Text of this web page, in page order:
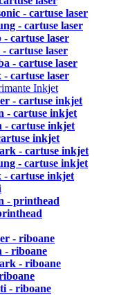
- cartuse laser
- cartuse laser
- cartuse laser
cartuse laser
- cartuse laser
- cartuse laser
Inkjet
- cartuse inkjet
- cartuse inkjet
- cartuse inkjet
inkjet
- cartuse inkjet
- cartuse inkjet
- cartuse inkjet
- printhead
- riboane
- riboane
- riboane
- riboane